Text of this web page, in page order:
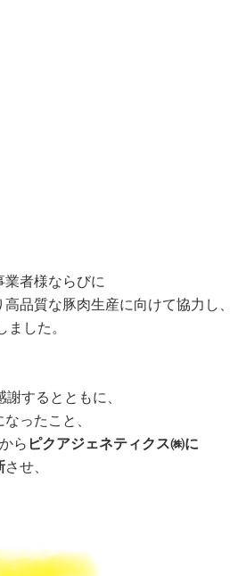
者様ならびに
品質な豚肉生産に向けて協力し、
した。
謝するとともに、
ったこと、
ら ピクアジェネティクス㈱に
させ、